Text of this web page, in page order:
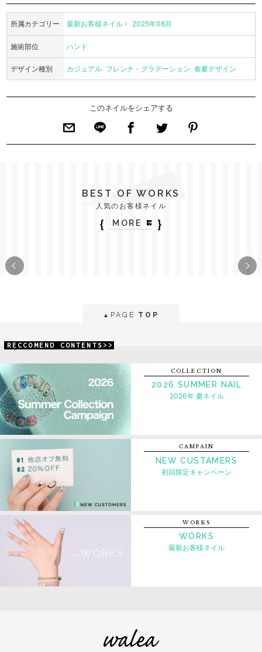
所属カテゴリー 最新お客様ネイル 2025年08月
施術部位 ハンド
デザイン種別 カジュアル フレンチ・グラデーション 春夏デザイン
このネイルをシェアする
BEST OF WORKS
人気のお客様ネイル
｛ MORE ｝
▲ PAGE TOP
RECCOMEND CONTENTS>>
COLLECTION
2026 SUMMER NAIL
2026年 夏ネイル
CAMPAIN
NEW CUSTAMERS
初回限定キャンペーン
WORKS
WORKS
最新お客様ネイル